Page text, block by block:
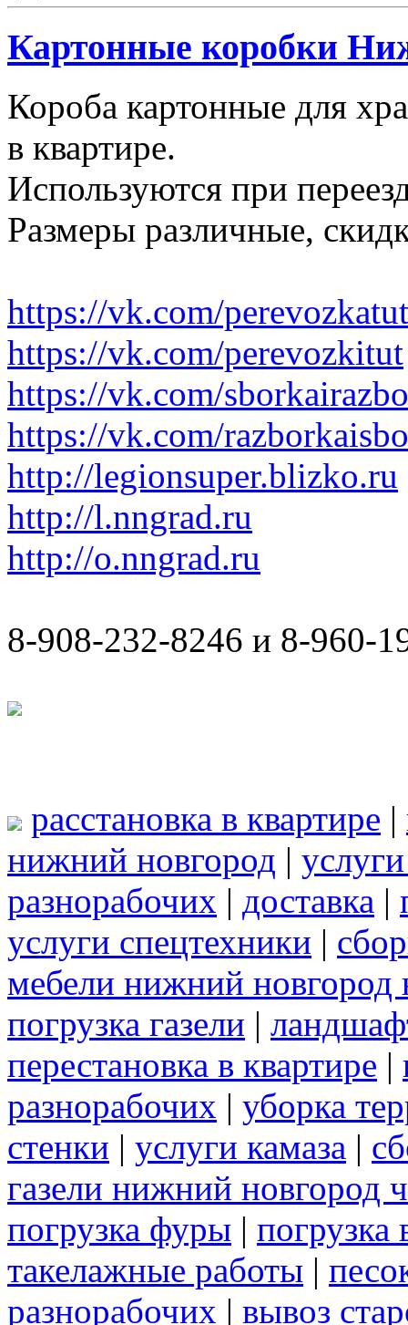
Картонные коробки
Короба картонные для
в квартире.
Используются при
Размеры различные,
https://vk.com/perevozkatut
https://vk.com/perevozkitut
https://vk.com/
https://vk.com/
http://legionsuper.blizko.ru
http://l.nngrad.ru
http://o.nngrad.ru
8-908-232-8246 и 8-960-
расстановка в квартире |
нижний новгород |
разнорабочих | доставка |
услуги спецтехники |
мебели нижний новгород
погрузка газели |
перестановка в квартире |
разнорабочих | уборка
стенки | услуги камаза |
газели нижний новгород
погрузка фуры | погрузка
такелажные работы |
разнорабочих | вывоз